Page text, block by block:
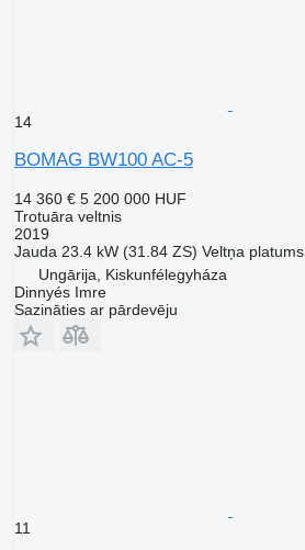
14
BOMAG BW100 AC-5
14 360 € 5 200 000 HUF
Trotuāra veltnis
2019
Jauda 23.4 kW (31.84 ZS) Veltņa platums
Ungārija, Kiskunfélegyháza
Dinnyés Imre
Sazināties ar pārdevēju
11